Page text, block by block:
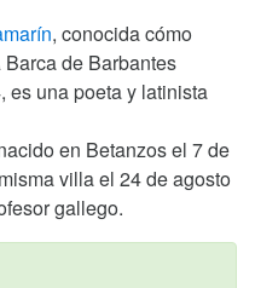
, conocida cómo
de Barbantes
es una poeta y latinista
en Betanzos el 7 de
villa el 24 de agosto
gallego.